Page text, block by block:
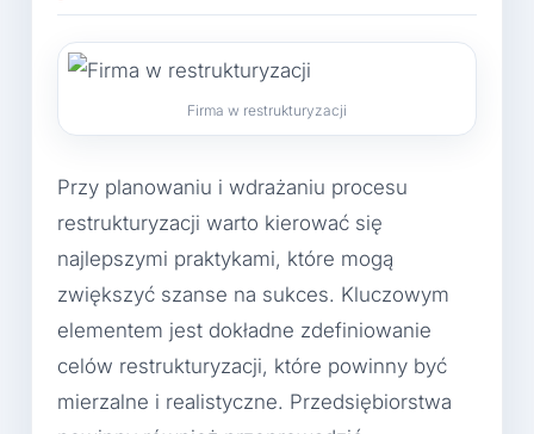
Firma w restrukturyzacji
Przy planowaniu i wdrażaniu procesu
restrukturyzacji warto kierować się
najlepszymi praktykami, które mogą
zwiększyć szanse na sukces. Kluczowym
elementem jest dokładne zdefiniowanie
celów restrukturyzacji, które powinny być
mierzalne i realistyczne. Przedsiębiorstwa